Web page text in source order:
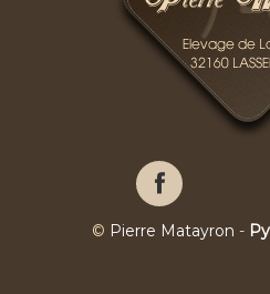
Pierre
sur
© Pierre Matayron -